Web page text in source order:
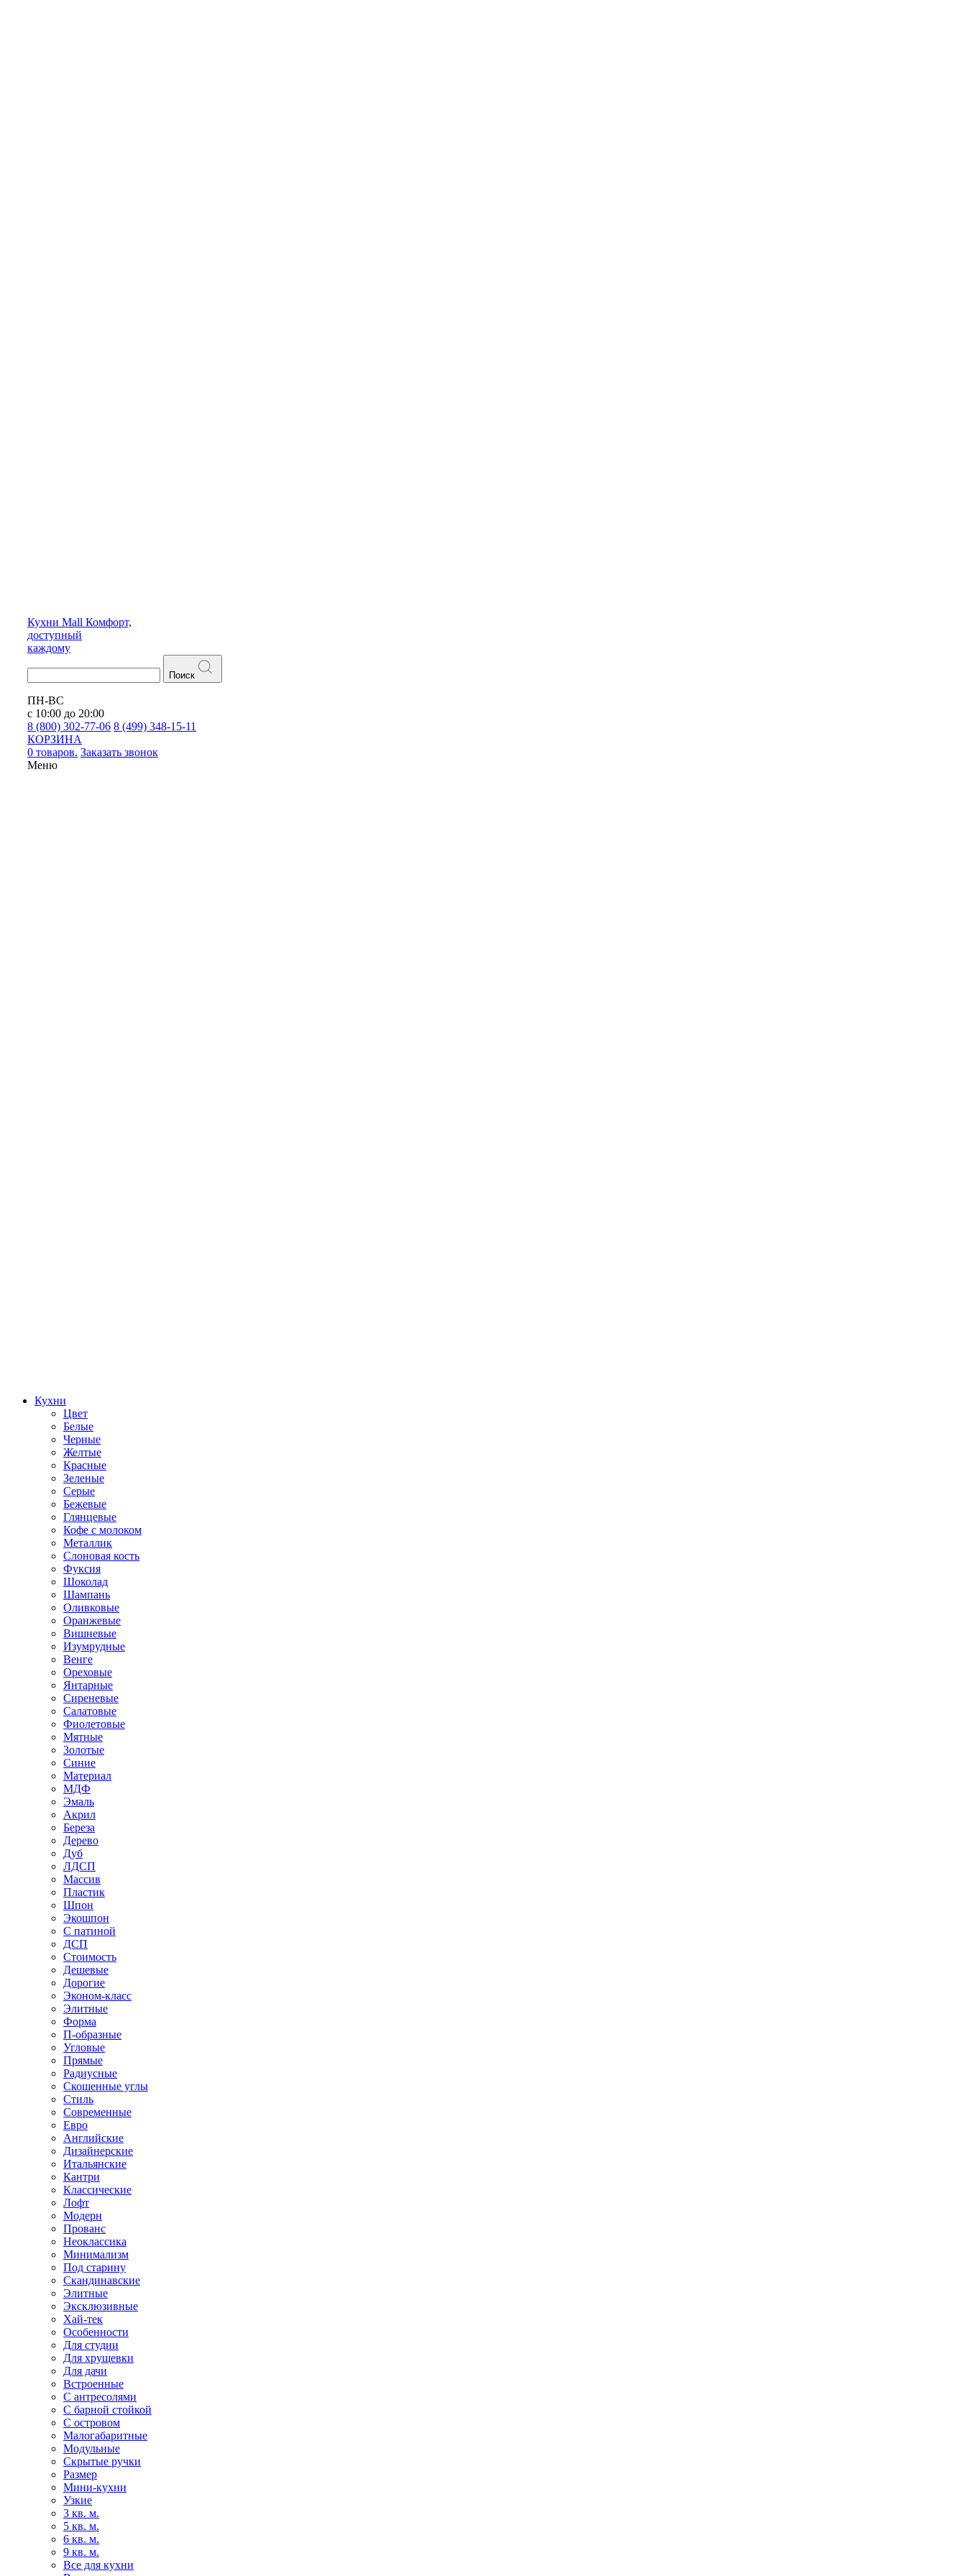
Кухни Mall Комфорт,
доступный
каждому
Поиск
ПН-ВС
с 10:00 до 20:00
8 (800) 302-77-06 8 (499) 348-15-11
КОРЗИНА
0 товаров. Заказать звонок
Меню
Кухни
Цвет
Белые
Черные
Желтые
Красные
Зеленые
Серые
Бежевые
Глянцевые
Кофе с молоком
Металлик
Слоновая кость
Фуксия
Шоколад
Шампань
Оливковые
Оранжевые
Вишневые
Изумрудные
Венге
Ореховые
Янтарные
Сиреневые
Салатовые
Фиолетовые
Мятные
Золотые
Синие
Материал
МДФ
Эмаль
Акрил
Береза
Дерево
Дуб
ЛДСП
Массив
Пластик
Шпон
Экошпон
С патиной
ДСП
Стоимость
Дешевые
Дорогие
Эконом-класс
Элитные
Форма
П-образные
Угловые
Прямые
Радиусные
Скошенные углы
Стиль
Современные
Евро
Английские
Дизайнерские
Итальянские
Кантри
Классические
Лофт
Модерн
Прованс
Неоклассика
Минимализм
Под старину
Скандинавские
Элитные
Эксклюзивные
Хай-тек
Особенности
Для студии
Для хрущевки
Для дачи
Встроенные
С антресолями
С барной стойкой
С островом
Малогабаритные
Модульные
Скрытые ручки
Размер
Мини-кухни
Узкие
3 кв. м.
5 кв. м.
6 кв. м.
9 кв. м.
Все для кухни